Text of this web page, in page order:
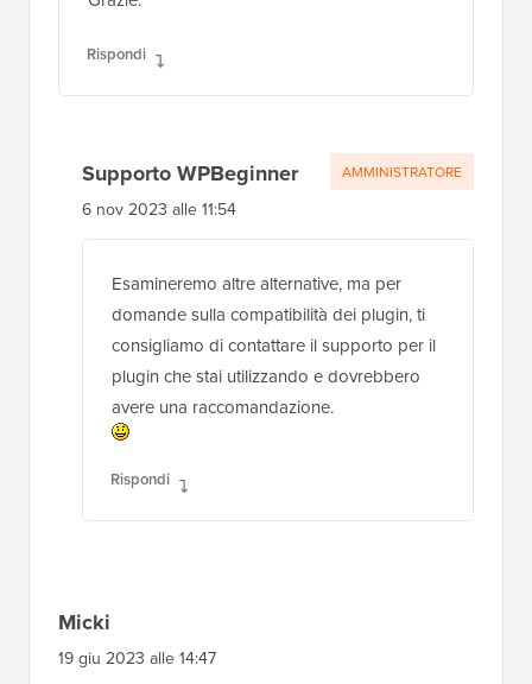
Rispondi
Supporto WPBeginner
6 nov 2023 alle 11:54
Esamineremo altre alternative, ma per
domande sulla compatibilità dei plugin, ti
consigliamo di contattare il supporto per il
plugin che stai utilizzando e dovrebbero
avere una raccomandazione.
Rispondi
AMMINISTRATORE
Micki
19 giu 2023 alle 14:47